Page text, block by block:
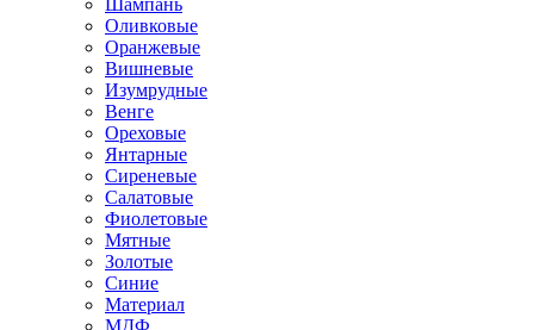
Шампань
Оливковые
Оранжевые
Вишневые
Изумрудные
Венге
Ореховые
Янтарные
Сиреневые
Салатовые
Фиолетовые
Мятные
Золотые
Синие
Материал
МДФ